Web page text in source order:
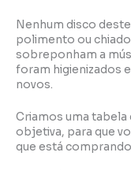
Nenhum disco
polimento ou
sobreponham a
foram higienizados
novos.
Criamos uma tabela
objetiva, para que
que está